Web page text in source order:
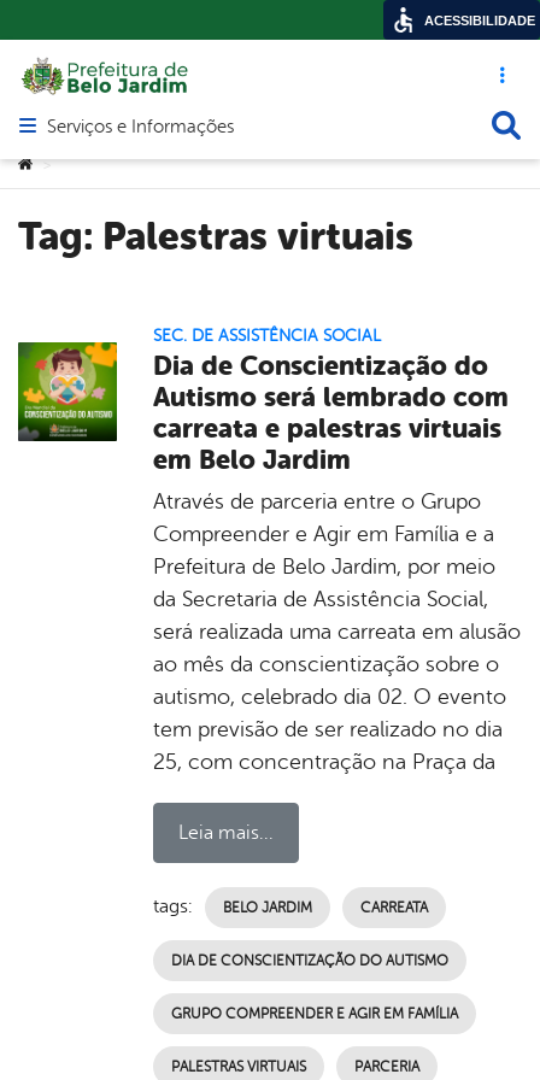
Acesso
Abrir menu principal de navegação
Serviços e Informações
Você está aqui:
>
Tag: Palestras virtuais
SEC. DE ASSISTÊNCIA SOCIAL
Dia de Conscientização do
Autismo será lembrado com
carreata e palestras virtuais
em Belo Jardim
Através de parceria entre o Grupo
Compreender e Agir em Família e a
Prefeitura de Belo Jardim, por meio
da Secretaria de Assistência Social,
será realizada uma carreata em alusão
ao mês da conscientização sobre o
autismo, celebrado dia 02. O evento
tem previsão de ser realizado no dia
25, com concentração na Praça da
Leia mais...
tags: BELO JARDIM CARREATA
DIA DE CONSCIENTIZAÇÃO DO AUTISMO
GRUPO COMPREENDER E AGIR EM FAMÍLIA
PALESTRAS VIRTUAIS PARCERIA
ACESSIBILIDADE